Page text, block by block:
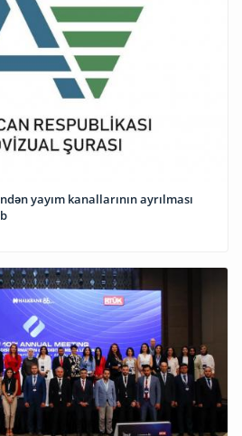
yayım kanallarının ayrılması